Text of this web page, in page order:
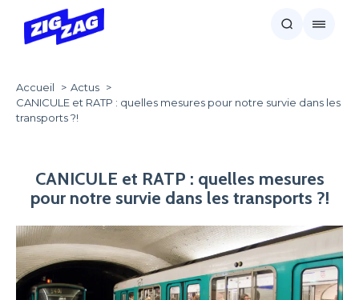
Accueil
Actus
CANICULE et RATP : quelles mesures pour notre survie dans les
transports ?!
CANICULE et RATP : quelles mesures
pour notre survie dans les transports ?!